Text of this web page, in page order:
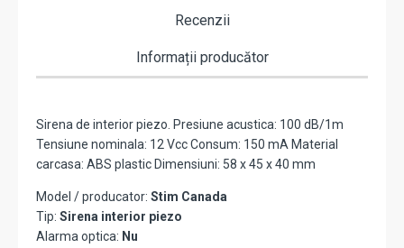
Recenzii
Informații producător
Sirena de interior piezo. Presiune acustica: 100 dB/1m
Tensiune nominala: 12 Vcc Consum: 150 mA Material
carcasa: ABS plastic Dimensiuni: 58 x 45 x 40 mm
Model / producator: Stim Canada
Tip: Sirena interior piezo
Alarma optica: Nu